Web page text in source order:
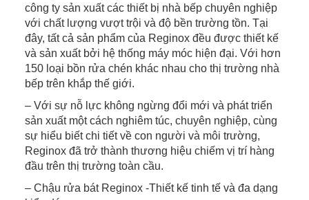
công ty sản xuất các thiết bị nhà bếp chuyên nghiệp
với chất lượng vượt trội và độ bền trường tồn. Tại
đây, tất cả sản phẩm của Reginox đều được thiết kế
và sản xuất bởi hệ thống máy móc hiện đại. Với hơn
150 loại bồn rửa chén khác nhau cho thị trường nhà
bếp trên khắp thế giới.
– Với sự nỗ lực không ngừng đổi mới và phát triển
sản xuất một cách nghiêm túc, chuyên nghiệp, cùng
sự hiểu biết chi tiết về con người và môi trường,
Reginox đã trở thành thương hiệu chiếm vị trí hàng
đầu trên thị trường toàn cầu.
– Chậu rửa bát Reginox -Thiết kế tinh tế và đa dạng